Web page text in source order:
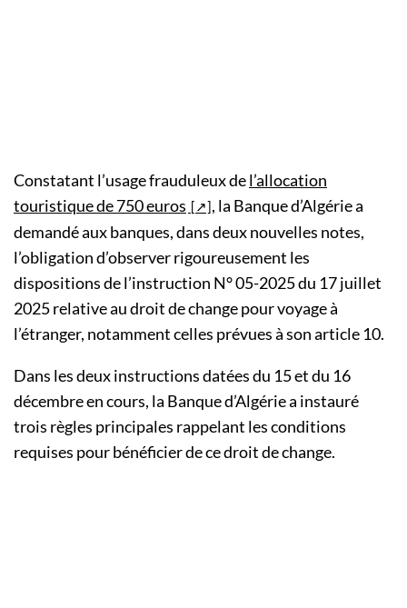
Constatant l’usage frauduleux del’allocation
touristique de 750 euros
, la Banque d’Algérie a
demandé aux banques, dans deux nouvelles notes,
l’obligation d’observer rigoureusement les
dispositions de l’instruction N° 05-2025 du 17 juillet
2025 relative au droit de change pour voyage à
l’étranger, notamment celles prévues à son article 10.
Dans les deux instructions datées du 15 et du 16
décembre en cours, la Banque d’Algérie a instauré
trois règles principales rappelant les conditions
requises pour bénéficier de ce droit de change.